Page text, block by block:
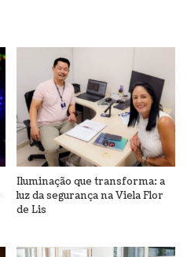
Iluminação que transforma: a
luz da segurança na Viela Flor
de Lis